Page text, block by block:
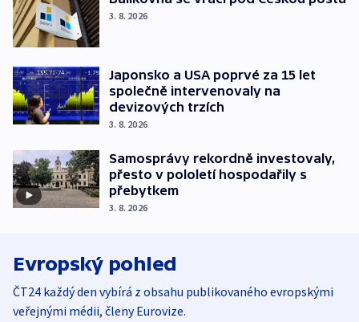
3. 8. 2026
Japonsko a USA poprvé za 15 let
společně intervenovaly na
devizových trzích
3. 8. 2026
Samosprávy rekordně investovaly,
přesto v pololetí hospodařily s
přebytkem
3. 8. 2026
Evropský pohled
ČT24 každý den vybírá z obsahu publikovaného evropskými
veřejnými médii, členy Eurovize.